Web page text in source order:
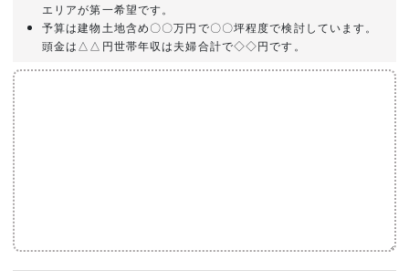
エリアが第一希望です。
予算は建物土地含め〇〇万円で〇〇坪程度で検討しています。
頭金は△△円世帯年収は夫婦合計で◇◇円です。